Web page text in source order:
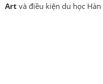
Art và điều kiện du học Hàn